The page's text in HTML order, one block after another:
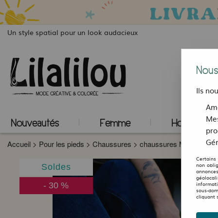
Un style spatial pour un look audacieux
Nouveautés Femme Homme
Accueil > Pour les pieds > Chaussures > chaussures Morrison
Soldes
- 30 %
Ils
Certains
non
sous-
cliquant